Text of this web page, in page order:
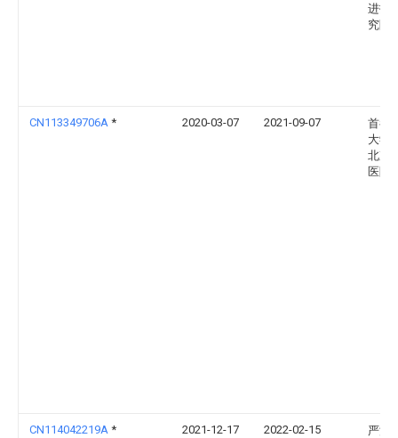
进技
究院
CN113349706A * 2020-03-07 2021-09-07
首都
大学
北京
医院
CN114042219A * 2021-12-17 2022-02-15 严波